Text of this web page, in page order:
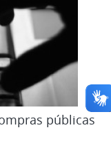
públicas